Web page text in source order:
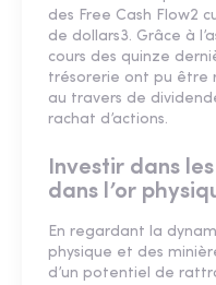
des Free Cash Flow2
de dollars3. Grâce à
cours des quinze
trésorerie ont pu être
au travers de
rachat d’actions.
Investir dans
dans l’or
En regardant la
physique et des
d’un potentiel de